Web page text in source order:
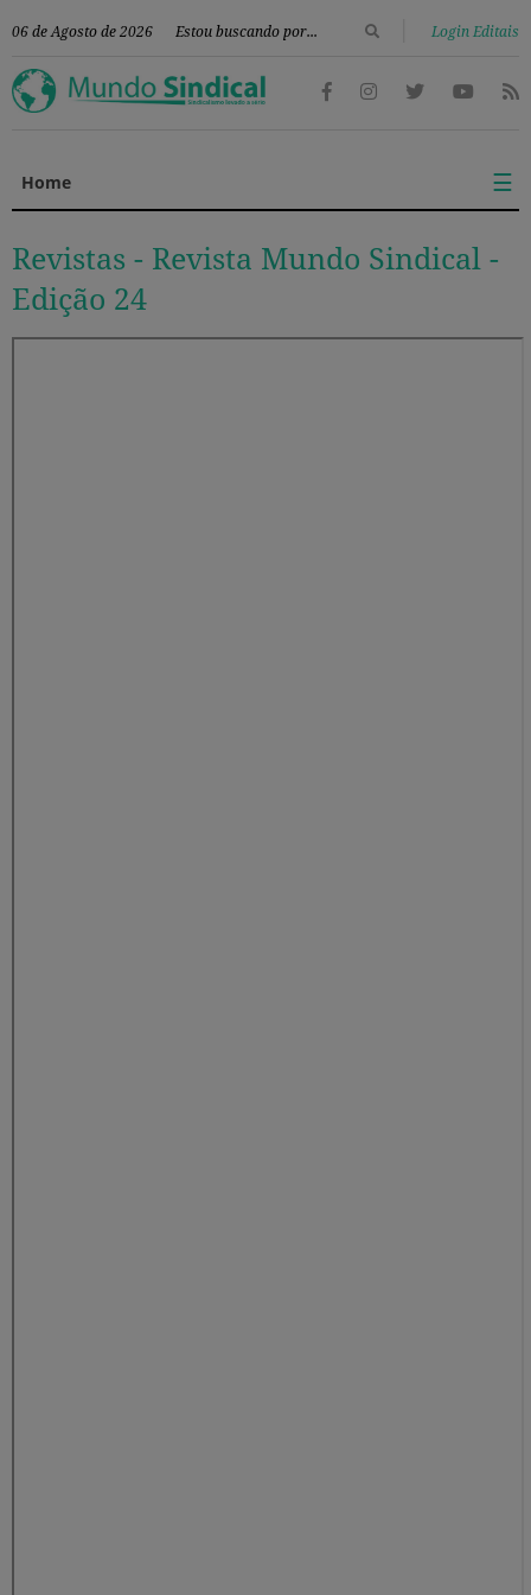
06 de Agosto de 2026 Login Editais
Home ☰
Revistas - Revista Mundo Sindical -
Edição 24